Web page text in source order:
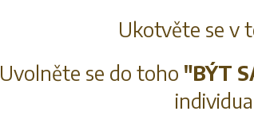
Ukotvěte se v
Uvolněte se do toho "BÝT